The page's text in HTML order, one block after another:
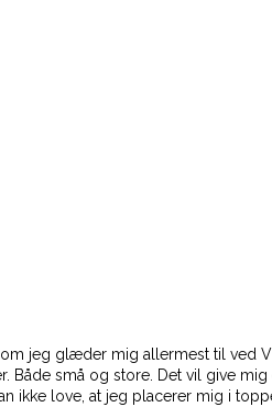
jeg glæder mig allermest til ved
Både små og store. Det vil give
love, at jeg placerer mig i